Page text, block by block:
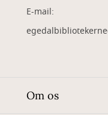
​E-mail:
Om os